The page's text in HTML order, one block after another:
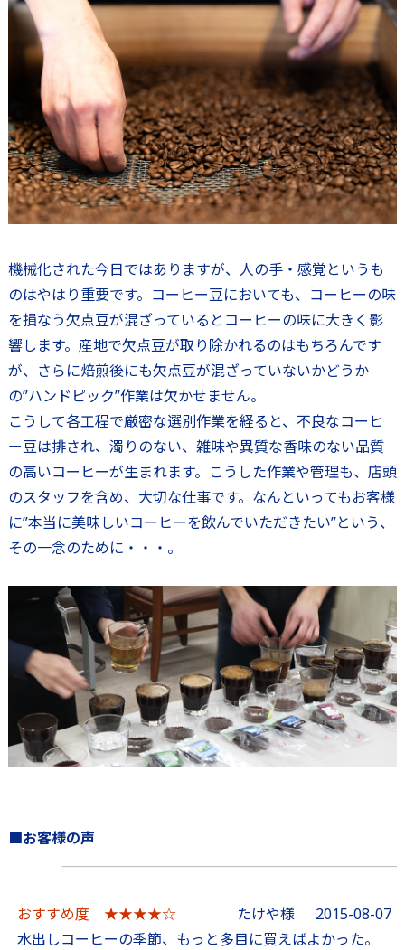
機械化された今日ではありますが、人の手・感覚というも
のはやはり重要です。コーヒー豆においても、コーヒーの味
を損なう欠点豆が混ざっているとコーヒーの味に大きく影
響します。産地で欠点豆が取り除かれるのはもちろんです
が、さらに焙煎後にも欠点豆が混ざっていないかどうか
の”ハンドピック”作業は欠かせません。
こうして各工程で厳密な選別作業を経ると、不良なコーヒ
ー豆は排され、濁りのない、雑味や異質な香味のない品質
の高いコーヒーが生まれます。こうした作業や管理も、店頭
のスタッフを含め、大切な仕事です。なんといってもお客様
に”本当に美味しいコーヒーを飲んでいただきたい”という、
その一念のために・・・。
■お客様の声
おすすめ度 ★★★★☆ たけや様
2015-08-07
水出しコーヒーの季節、もっと多目に買えばよかった。